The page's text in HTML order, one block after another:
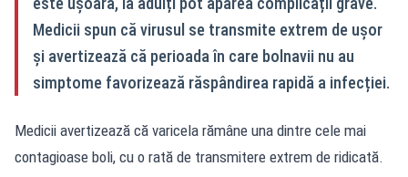
Medicii spun că virusul se transmite extrem de ușor
și avertizează că perioada în care bolnavii nu au
simptome favorizează răspândirea rapidă a infecției.
Medicii avertizează că varicela rămâne una dintre cele mai
contagioase boli, cu o rată de transmitere extrem de ridicată.